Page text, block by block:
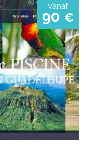
Vanaf
90 €